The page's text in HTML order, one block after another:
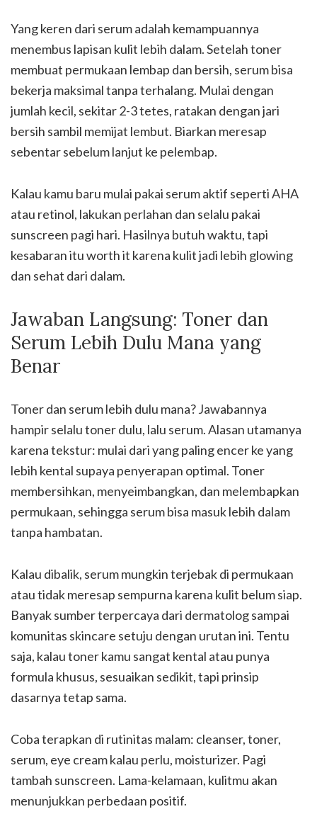
Yang keren dari serum adalah kemampuannya
menembus lapisan kulit lebih dalam. Setelah toner
membuat permukaan lembap dan bersih, serum bisa
bekerja maksimal tanpa terhalang. Mulai dengan
jumlah kecil, sekitar 2-3 tetes, ratakan dengan jari
bersih sambil memijat lembut. Biarkan meresap
sebentar sebelum lanjut ke pelembap.
Kalau kamu baru mulai pakai serum aktif seperti AHA
atau retinol, lakukan perlahan dan selalu pakai
sunscreen pagi hari. Hasilnya butuh waktu, tapi
kesabaran itu worth it karena kulit jadi lebih glowing
dan sehat dari dalam.
Jawaban Langsung: Toner dan
Serum Lebih Dulu Mana yang
Benar
Toner dan serum lebih dulu mana? Jawabannya
hampir selalu toner dulu, lalu serum. Alasan utamanya
karena tekstur: mulai dari yang paling encer ke yang
lebih kental supaya penyerapan optimal. Toner
membersihkan, menyeimbangkan, dan melembapkan
permukaan, sehingga serum bisa masuk lebih dalam
tanpa hambatan.
Kalau dibalik, serum mungkin terjebak di permukaan
atau tidak meresap sempurna karena kulit belum siap.
Banyak sumber terpercaya dari dermatolog sampai
komunitas skincare setuju dengan urutan ini. Tentu
saja, kalau toner kamu sangat kental atau punya
formula khusus, sesuaikan sedikit, tapi prinsip
dasarnya tetap sama.
Coba terapkan di rutinitas malam: cleanser, toner,
serum, eye cream kalau perlu, moisturizer. Pagi
tambah sunscreen. Lama-kelamaan, kulitmu akan
menunjukkan perbedaan positif.